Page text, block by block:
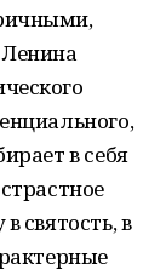
в себя
святость, в